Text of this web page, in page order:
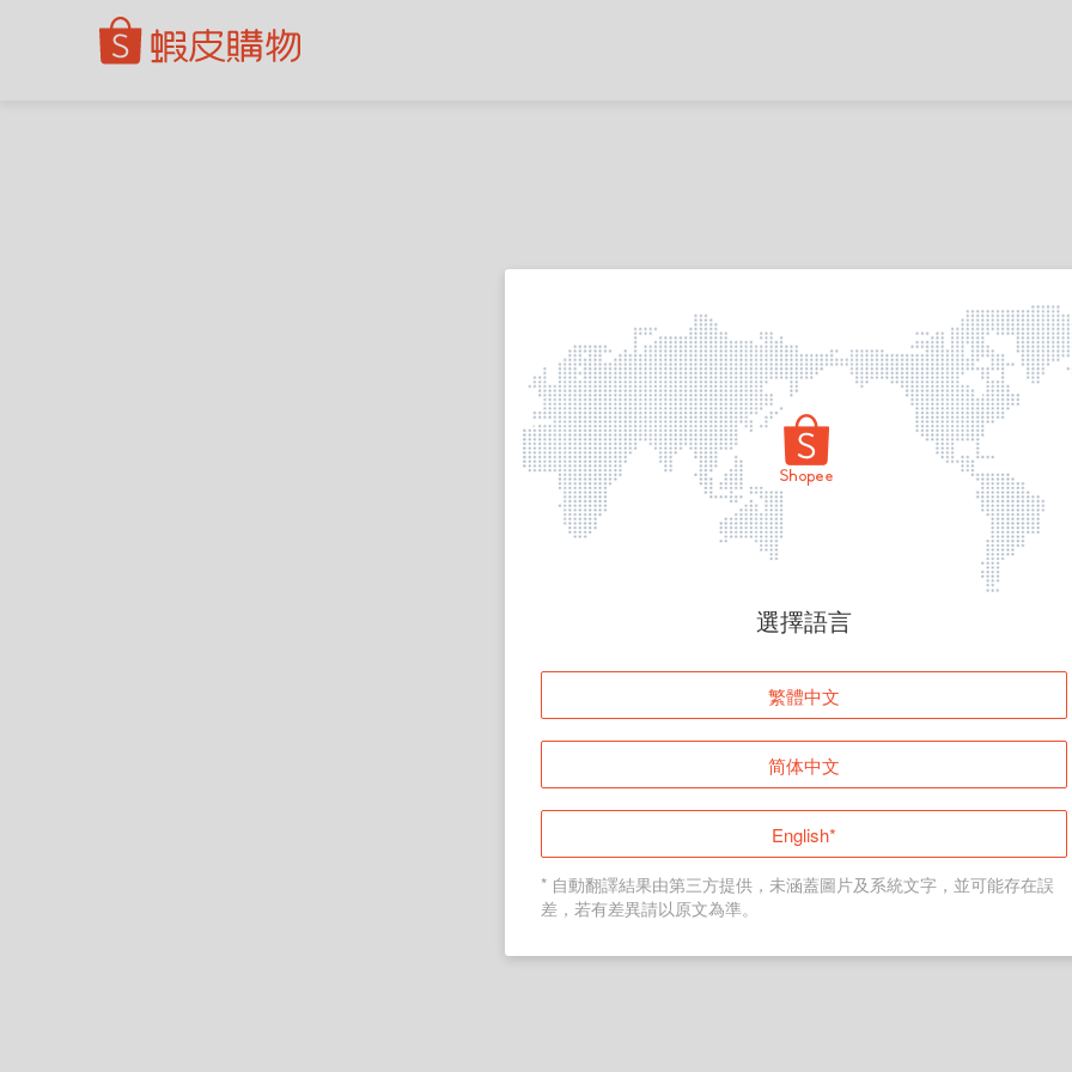
頁面無法顯示
登入
返回首頁
選擇語言
繁體中文
简体中文
English*
* 自動翻譯結果由第三方提供，未涵蓋圖片及系統文字，並可能存在誤
差，若有差異請以原文為準。